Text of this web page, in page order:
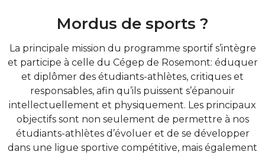
Mordus de sports ?
La principale mission du programme sportif s’intègre
et participe à celle du Cégep de Rosemont: éduquer
et diplômer des étudiants-athlètes, critiques et
responsables, afin qu’ils puissent s’épanouir
intellectuellement et physiquement. Les principaux
objectifs sont non seulement de permettre à nos
étudiants-athlètes d’évoluer et de se développer
dans une ligue sportive compétitive, mais également